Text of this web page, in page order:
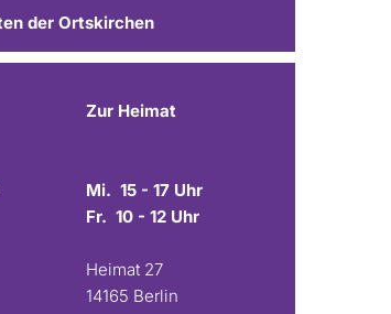
der Ortskirchen
Zur Heimat
Mi. 15 - 17 Uhr
Fr. 10 - 12 Uhr
Heimat 27
14165 Berlin